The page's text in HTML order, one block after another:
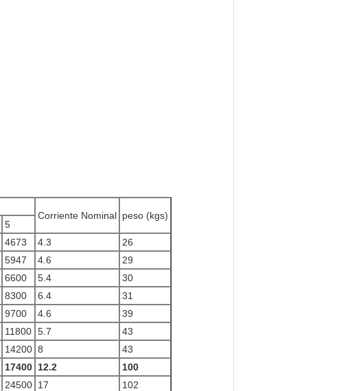
Corriente Nominal peso (kgs)
5
4673 4.3
26
5947 4.6
29
6600 5.4
30
8300 6.4
31
9700 4.6
39
11800 5.7
43
14200 8
43
17400 12.2
100
24500 17
102